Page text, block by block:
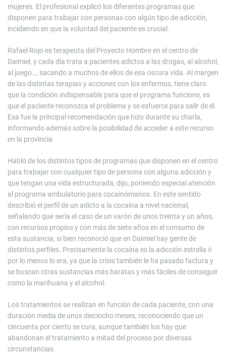
mujeres. El profesional explicó los diferentes programas que
disponen para trabajar con personas con algún tipo de adicción,
incidiendo en que la voluntad del paciente es crucial.
Rafael Rojo es terapeuta del Proyecto Hombre en el centro de
Daimiel, y cada día trata a pacientes adictos a las drogas, al alcohol,
al juego…, sacando a muchos de ellos de esa oscura vida. Al margen
de las distintas terapias y acciones con los enfermos, tiene claro
que la condición indispensable para que el programa funcione, es
que el paciente reconozca el problema y se esfuerce para salir de él.
Esa fue la principal recomendación que hizo durante su charla,
informando además sobre la posibilidad de acceder a este recurso
en la provincia.
Habló de los distintos tipos de programas que disponen en el centro
para trabajar con cualquier tipo de persona con alguna adicción y
que tengan una vida estructurada, dijo, poniendo especial atención
al programa ambulatorio para cocainómanos. En este sentido
describió el perfil de un adicto a la cocaína a nivel nacional,
señalando que sería el caso de un varón de unos treinta y un años,
con recursos propios y con más de siete años en el consumo de
esta sustancia, si bien reconoció que en Daimiel hay gente de
distintos perfiles. Precisamente la cocaína es la adicción estrella ó
por lo menos lo era, ya que la crisis también le ha pasado factura y
se buscan otras sustancias más baratas y más fáciles de conseguir
como la marihuana y el alcohol.
Los tratamientos se realizan en función de cada paciente, con una
duración media de unos dieciocho meses, reconociendo que un
cincuenta por ciento se cura, aunque también los hay que
abandonan el tratamiento a mitad del proceso por diversas
circunstancias.